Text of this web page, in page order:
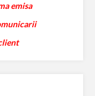
emisa